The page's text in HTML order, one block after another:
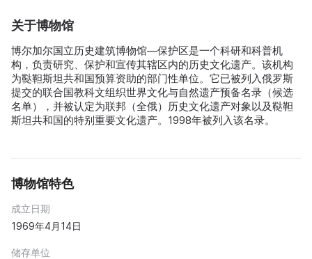
关于博物馆
博尔加尔国立历史建筑博物馆—保护区是一个科研和科普机
构，负责研究、保护和宣传其辖区内的历史文化遗产。该机构
为鞑靼斯坦共和国预算资助的部门性单位。它已被列入俄罗斯
提交的联合国教科文组织世界文化与自然遗产预备名录（候选
名单），并被认定为联邦（全俄）历史文化遗产对象以及鞑靼
斯坦共和国的特别重要文化遗产。1998年被列入该名录。
博物馆特色
成立日期
1969年4月14日
储存单位